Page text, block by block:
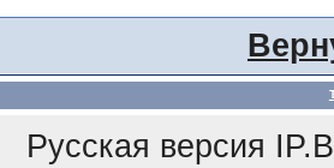
Русская версия